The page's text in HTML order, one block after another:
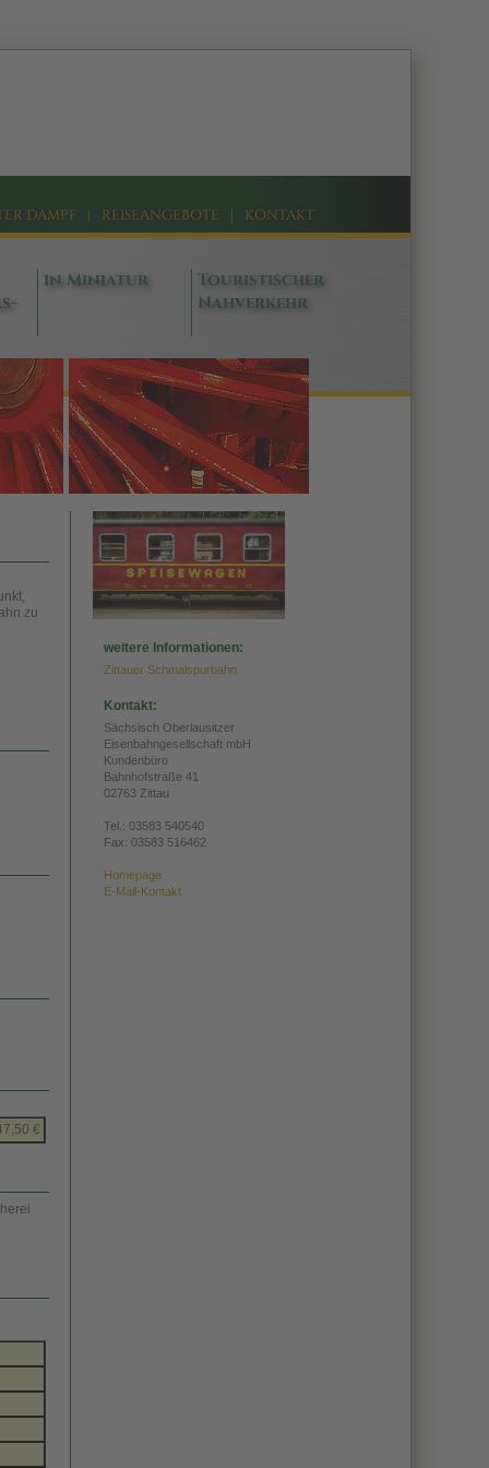
DAMPF | REISEANGEBOTE | KONTAKT
in Miniatur
Touristischer
Nahverkehr
zu
€
weitere Informationen:
Zittauer Schmalspurbahn
Kontakt:
Sächsisch Oberlausitzer
Eisenbahngesellschaft mbH
Kundenbüro
Bahnhofstraße 41
02763 Zittau
Tel.: 03583 540540
Fax: 03583 516462
Homepage
E-Mail-Kontakt